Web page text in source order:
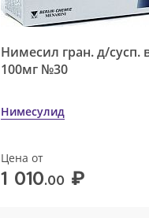
Нимесил гран. д/сусп.
100мг №30
Нимесулид
Цена от
1 010.00 ₽